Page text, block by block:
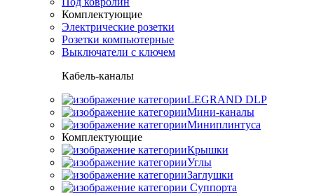
Комплектующие
Электрические розетки
Розетки компьютерные
Выключатели с ключем
Кабель-каналы
LEGRAND DLP
Мини-каналы
Миниплинтуса
Комплектующие
Крышки
Углы
Заглушки
Суппорта